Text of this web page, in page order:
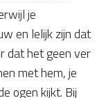
je
en lelijk zijn dat
dat het geen ver
met hem, je
ogen kijkt. Bij